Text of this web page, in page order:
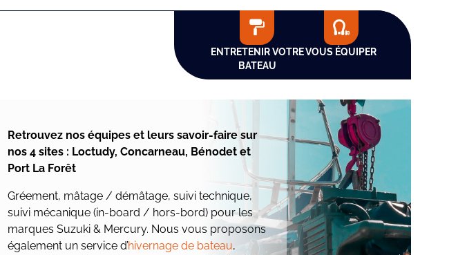
ENTRETENIR VOTRE
BATEAU
VOUS ÉQUIPER
Retrouvez nos équipes et leurs savoir-faire sur
nos 4 sites : Loctudy, Concarneau, Bénodet et
Port La Forêt
Gréement, mâtage / démâtage, suivi technique,
suivi mécanique (in-board / hors-bord) pour les
marques Suzuki & Mercury. Nous vous proposons
également un service d’hivernage de bateau,